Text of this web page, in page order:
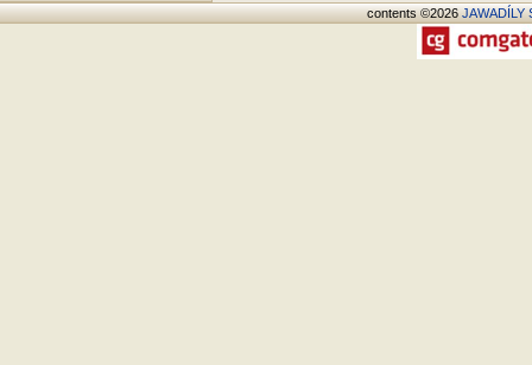
contents ©2026JAWADÍLY